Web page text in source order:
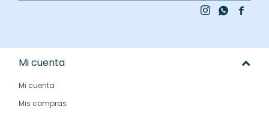

 
Mi cuenta
Mi cuenta
Mis compras